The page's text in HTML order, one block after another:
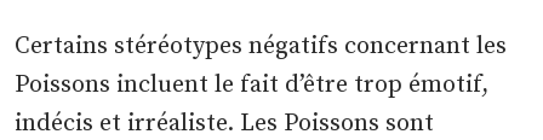
Certains stéréotypes négatifs concernant les
Poissons incluent le fait d’être trop émotif,
indécis et irréaliste. Les Poissons sont